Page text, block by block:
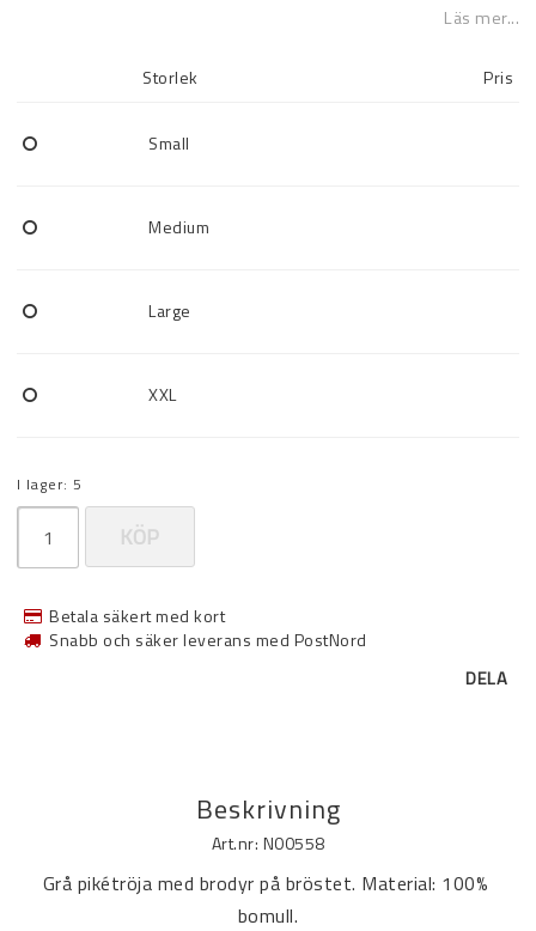
Läs mer...
Storlek Pris
Small
Medium
Large
XXL
I lager: 5
KÖP
Betala säkert med kort
Snabb och säker leverans med PostNord
DELA
Beskrivning
Art.nr: N00558
Grå pikétröja med brodyr på bröstet. Material: 100%
bomull.